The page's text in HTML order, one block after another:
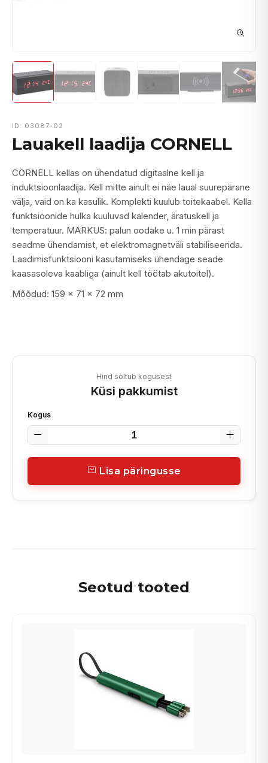
ID: 03087-02
Lauakell laadija CORNELL
CORNELL kellas on ühendatud digitaalne kell ja
induktsioonlaadija. Kell mitte ainult ei näe laual suurepärane
välja, vaid on ka kasulik. Komplekti kuulub toitekaabel. Kella
funktsioonide hulka kuuluvad kalender, äratuskell ja
temperatuur. MÄRKUS: palun oodake u. 1 min pärast
seadme ühendamist, et elektromagnetväli stabiliseerida.
Laadimisfunktsiooni kasutamiseks ühendage seade
kaasasoleva kaabliga (ainult kell töötab akutoitel).
Mõõdud: 159 x 71 x 72 mm
Hind sõltub kogusest
Küsi pakkumist
Kogus
Lisa päringusse
Seotud tooted